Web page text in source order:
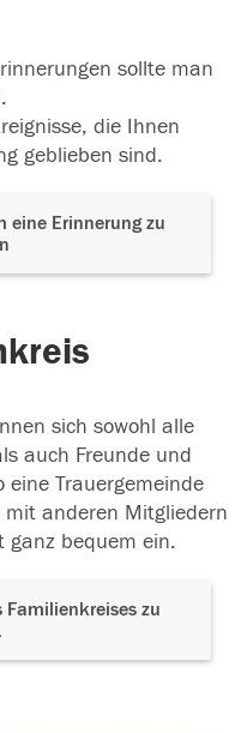
sollte man
die Ihnen
geblieben sind.
eine Erinnerung zu
sich sowohl alle
auch Freunde und
Trauergemeinde
anderen Mitgliedern
ganz bequem ein.
Familienkreises zu